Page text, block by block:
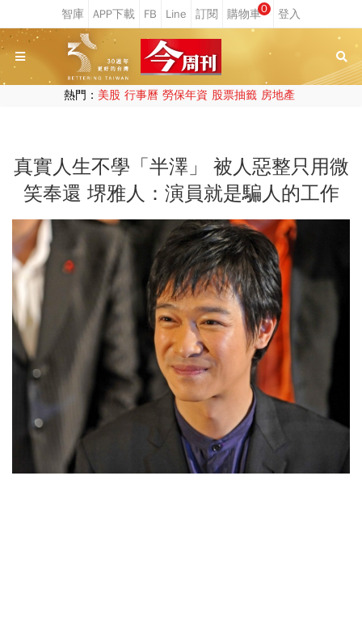
0
熱門： 美股 行事曆 勞保年資 股票抽籤 房地產
真實人生不學「半澤」 被人惡整只用微
笑奉還 堺雅人：演員就是騙人的工作